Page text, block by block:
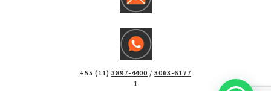
+55 (11) 3897-4400 /3063-6177
1